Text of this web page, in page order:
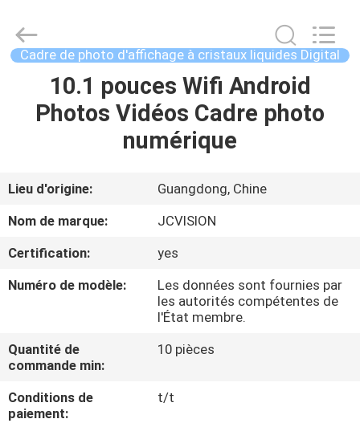
PRODUITS
À
DE
VISITE
DE
Interactive
Technology
Co.,
Ltd..
Cadre de photo d'affichage à cristaux liquides Digital
10.1 pouces Wifi Android
Photos Vidéos Cadre photo
numérique
Lieu d'origine:
Guangdong, Chine
Nom de marque:
JCVISION
Certification:
yes
Numéro de modèle:
Les données sont fournies par
les autorités compétentes de
l'État membre.
Quantité de
commande min:
10 pièces
Conditions de
paiement:
t/t